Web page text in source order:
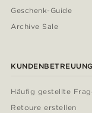
Geschenk-Guide
Archive Sale
KUNDENBETREUUNG
Häufig gestellte
Retoure erstellen